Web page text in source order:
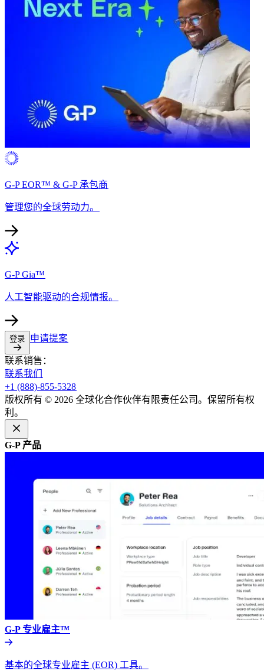
G-P EOR™ & G-P 承包商​​
管理您的全球劳动力。​​
G-P Gia™​​
人工智能驱动的合规情报。​​
登录​​ 申请提案​​
联系销售：​​
联系我们​​
+1 (888)-855-5328​​
版权所有 © 2026 全球化合作伙伴有限责任公司。保留所有权
利。​​
G-P 产品​​
G-P 专业雇主™​​
基本的全球专业雇主 (EOR) 工具。​​